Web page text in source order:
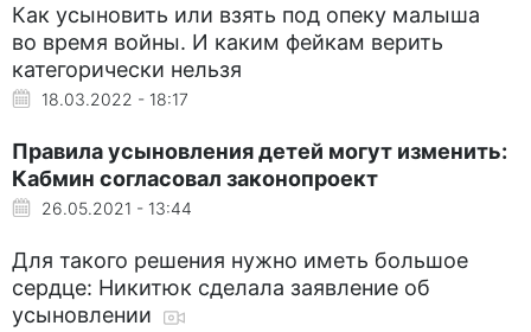
Как усыновить или взять под опеку малыша
во время войны. И каким фейкам верить
категорически нельзя
18.03.2022 - 18:17
Правила усыновления детей могут изменить:
Кабмин согласовал законопроект
26.05.2021 - 13:44
Для такого решения нужно иметь большое
сердце: Никитюк сделала заявление об
усыновлении